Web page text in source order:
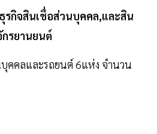
รกิจสินเชื่อส่วนบุคคล,และสิน
กรยานยนต์
คคลและรถยนต์ 6แห่ง จำนวน